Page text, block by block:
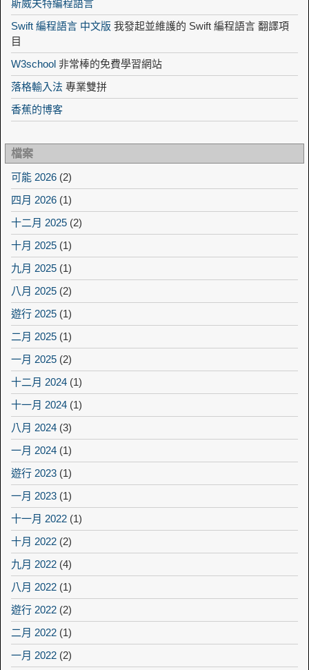
斯威夫特編程語言
Swift 編程語言 中文版 我發起並維護的 Swift 編程語言 翻譯項
目
W3school 非常棒的免費學習網站
落格輸入法 專業雙拼
香蕉的博客
檔案
可能 2026 (2)
四月 2026 (1)
十二月 2025 (2)
十月 2025 (1)
九月 2025 (1)
八月 2025 (2)
遊行 2025 (1)
二月 2025 (1)
一月 2025 (2)
十二月 2024 (1)
十一月 2024 (1)
八月 2024 (3)
一月 2024 (1)
遊行 2023 (1)
一月 2023 (1)
十一月 2022 (1)
十月 2022 (2)
九月 2022 (4)
八月 2022 (1)
遊行 2022 (2)
二月 2022 (1)
一月 2022 (2)